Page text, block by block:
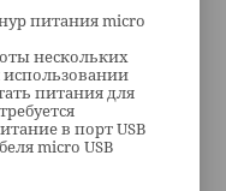
питания micro
нескольких
питания для
в порт USB
micro USB